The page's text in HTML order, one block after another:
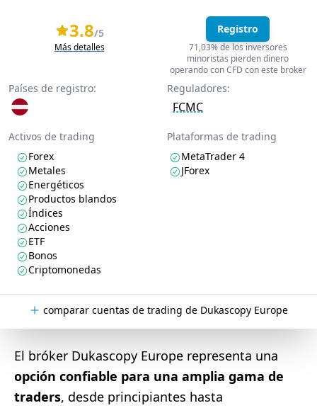
3.8/5
Más detalles
Registro
71,03% de los inversores
minoristas pierden dinero
operando con CFD con este broker
Países de registro: Reguladores:
FCMC
Activos de trading
Forex
Metales
Energéticos
Productos blandos
Índices
Acciones
ETF
Bonos
Criptomonedas
Plataformas de trading
MetaTrader 4
JForex
comparar cuentas de trading de Dukascopy Europe
El bróker Dukascopy Europe representa una
opción confiable para una amplia gama de
traders, desde principiantes hasta